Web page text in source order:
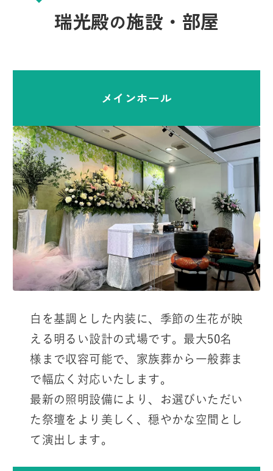
瑞光殿の施設・部屋
メインホール
白を基調とした内装に、季節の生花が映
える明るい設計の式場です。最大50名
様まで収容可能で、家族葬から一般葬ま
で幅広く対応いたします。
最新の照明設備により、お選びいただい
た祭壇をより美しく、穏やかな空間とし
て演出します。